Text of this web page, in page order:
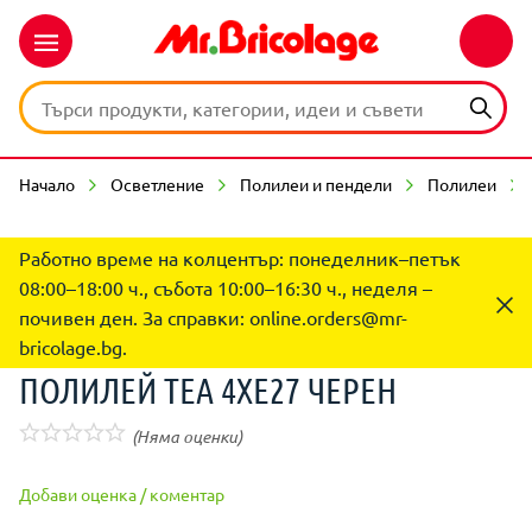
Начало Осветление Полилеи и пендели Полилеи
Работно време на колцентър: понеделник–петък
08:00–18:00 ч., събота 10:00–16:30 ч., неделя –
почивен ден. За справки: online.orders@mr-
bricolage.bg.
ПОЛИЛЕЙ ТЕА 4ХЕ27 ЧЕРЕН
(Няма оценки)
Добави оценка / коментар